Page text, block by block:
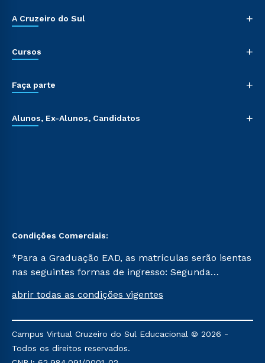
A Cruzeiro do Sul +
Cursos +
Faça parte +
Alunos, Ex-Alunos, Candidatos +
Condições Comerciais:
*Para a Graduação EAD, as matrículas serão isentas
nas seguintes formas de ingresso: Segunda
Já para as demais, a taxa de matrícula será de R$
mencionadas são referentes aos cursos: Ensino
Religioso, Geografia para a Docência e Metodologia
do Ensino de História: Questões Atuais.
abrir todas as condições vigentes
Campus Virtual Cruzeiro do Sul Educacional © 2026 -
Todos os direitos reservados.